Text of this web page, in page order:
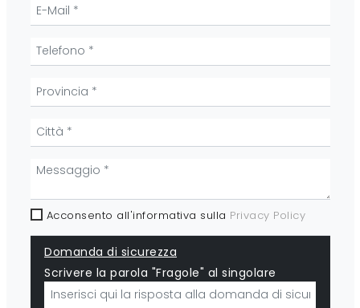
Acconsento all'informativa sulla Privacy Policy
Domanda di sicurezza
Scrivere la parola "Fragole" al singolare